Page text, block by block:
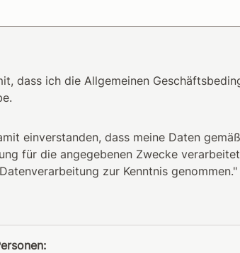
dass ich dieAllgemeinen
einverstanden, dass meine Daten
für die angegebenen Zwecke
zur Kenntnis genommen."